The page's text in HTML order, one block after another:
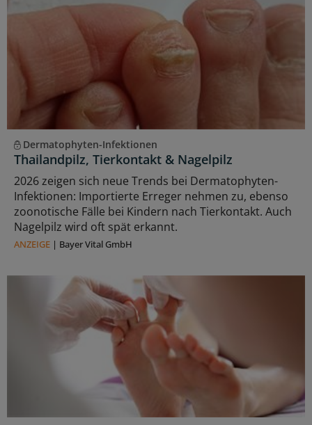
Dermatophyten-Infektionen
Thailandpilz, Tierkontakt & Nagelpilz
2026 zeigen sich neue Trends bei Dermatophyten-
Infektionen: Importierte Erreger nehmen zu, ebenso
zoonotische Fälle bei Kindern nach Tierkontakt. Auch
Nagelpilz wird oft spät erkannt.
ANZEIGE | Bayer Vital GmbH